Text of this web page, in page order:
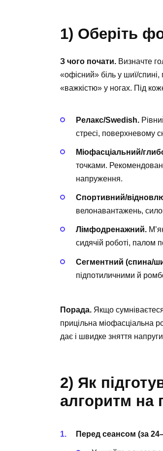
1) Оберіть
З чого почати. Визначте
«офісний» біль у шиї/
«важкістю» у ногах. Під
Релакс/Swedish.
стресі, поверхневому
Міофасціальний/
точками.
напруження.
Спортивний/
велонавантажень,
Лімфодренажний.
сидячій роботі, палом
Сегментний (спина/
підпотиличними й
Порада. Якщо
прицільна міофасціальна
дає і швидке зняття
2) Як
алгоритм на
Перед сеансом (за